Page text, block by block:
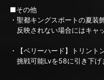
■その他
・聖都キングスポートの夏装
反映されない場合にはキャ
・【ベリーハード】トリント
挑戦可能Lvを58に引き下げ